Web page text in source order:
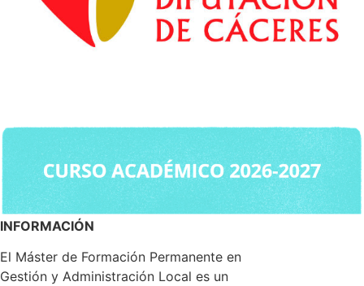
INFORMACIÓN
El Máster de Formación Permanente en
Gestión y Administración Local es un